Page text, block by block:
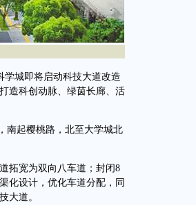
城即将启动科技大道改造
造科创动脉、绿茵长廊、活
起樱桃路，北至大学城北
拓宽为双向八车道；封闭8
化设计，优化车道分配，同
大道。